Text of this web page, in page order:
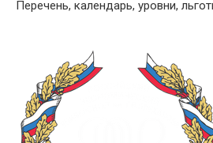
Перечень, календарь, уровни,